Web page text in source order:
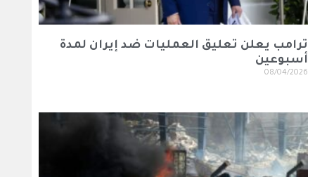
ترامب يعلن تعليق العمليات ضد إيران لمدة
أسبوعين
08/04/2026